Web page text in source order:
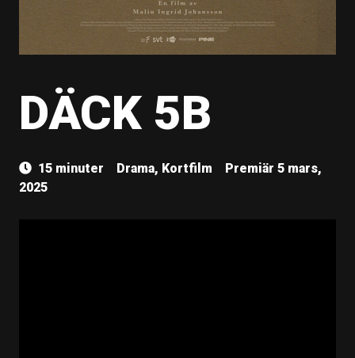
DÄCK 5B
15 minuter Drama, Kortfilm
Premiär 5 mars,
2025